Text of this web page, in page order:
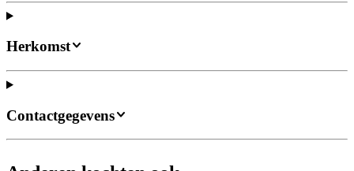
Herkomst
Contactgegevens